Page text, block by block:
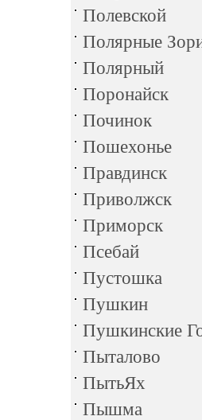
Полевской
Полярные
Полярный
Поронайск
Починок
Пошехонье
Правдинск
Приволжск
Приморск
Псебай
Пустошка
Пушкин
Пушкинские
Пыталово
ПытьЯх
Пышма